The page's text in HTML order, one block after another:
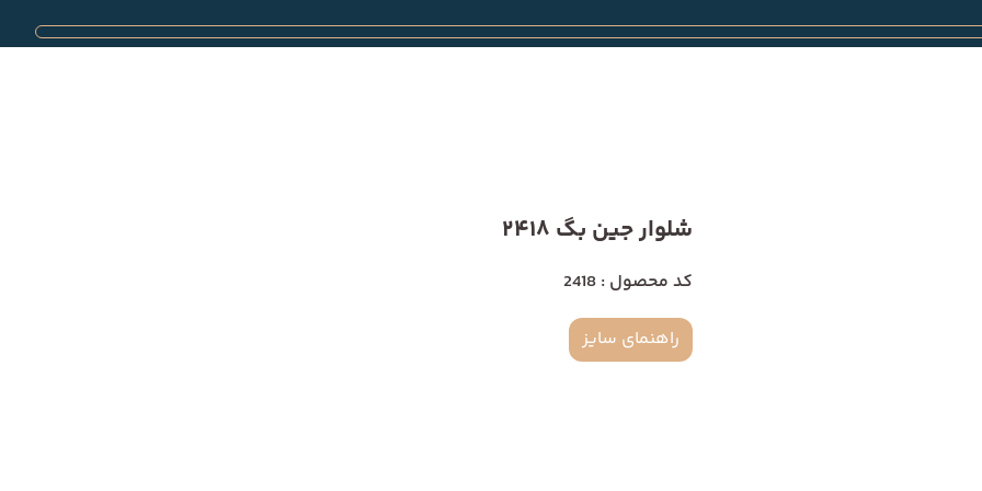
شلوار جین بگ 2418
کد محصول : 2418
راهنمای سایز